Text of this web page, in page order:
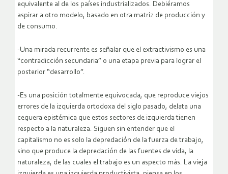
equivalente al de los países industrializados. Debiéramos
aspirar a otro modelo, basado en otra matriz de producción y
de consumo.
-Una mirada recurrente es señalar que el extractivismo es una
“contradicción secundaria” o una etapa previa para lograr el
posterior “desarrollo”.
-Es una posición totalmente equivocada, que reproduce viejos
errores de la izquierda ortodoxa del siglo pasado, delata una
ceguera epistémica que estos sectores de izquierda tienen
respecto a la naturaleza. Siguen sin entender que el
capitalismo no es solo la depredación de la fuerza de trabajo,
sino que produce la depredación de las fuentes de vida, la
naturaleza, de las cuales el trabajo es un aspecto más. La vieja